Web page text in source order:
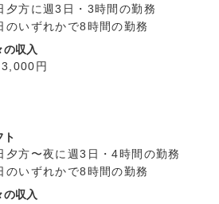
夕方に週3日・3時間の勤務
のいずれかで8時間の勤務
の収入
円
ト
夕方〜夜に週3日・4時間の勤務
のいずれかで8時間の勤務
の収入